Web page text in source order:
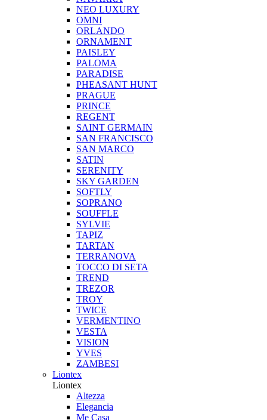
NEO LUXURY
OMNI
ORLANDO
ORNAMENT
PAISLEY
PALOMA
PARADISE
PHEASANT HUNT
PRAGUE
PRINCE
REGENT
SAINT GERMAIN
SAN FRANCISCO
SAN MARCO
SATIN
SERENITY
SKY GARDEN
SOFTLY
SOPRANO
SOUFFLE
SYLVIE
TAPIZ
TARTAN
TERRANOVA
TOCCO DI SETA
TREND
TREZOR
TROY
TWICE
VERMENTINO
VESTA
VISION
YVES
ZAMBESI
Liontex
Liontex
Altezza
Elegancia
Me Casa